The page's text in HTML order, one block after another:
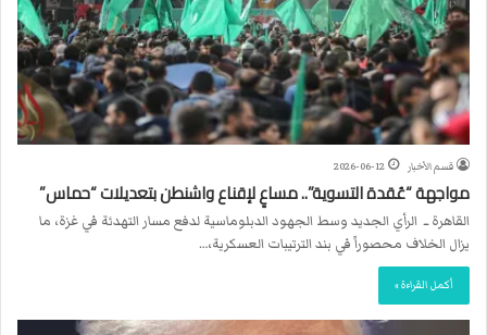
قسم الأخبار 2026-06-12
مواجهة “عُقدة التسوية”.. مساعٍ لإقناع واشنطن بتعديلات “حماس”
القاهرة ــ الرأي الجديد وسط الجهود الدبلوماسية لدفع مسار التهدئة في غزة، ما
يزال الخلاف محصوراً في بند الترتيبات العسكرية،…
أكمل القراءة »